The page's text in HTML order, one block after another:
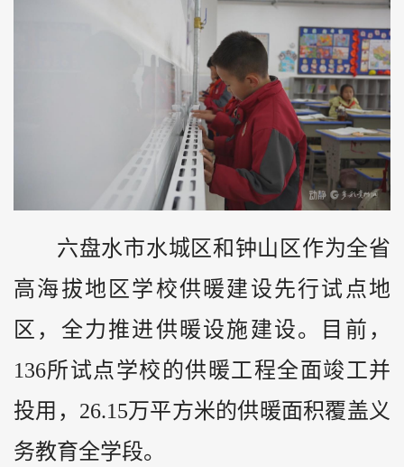
六盘水市水城区和钟山区作为全省
高海拔地区学校供暖建设先行试点地
区，全力推进供暖设施建设。目前，
136所试点学校的供暖工程全面竣工并
投用，26.15万平方米的供暖面积覆盖义
务教育全学段。